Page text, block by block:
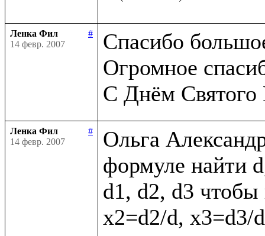
Ленка Фил
#
14 февр. 2007
Спасибо
Огромное
Ленка Фил
#
14 февр. 2007
Ольга
формуле найти
d1, d2, d3